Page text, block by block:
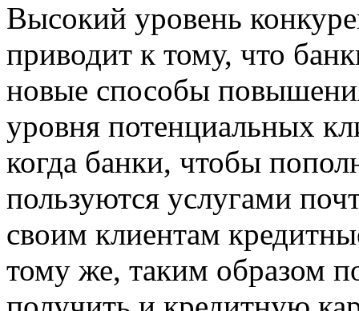
Высокий уровень
приводит к тому, что
новые способы
уровня потенциальных
когда банки, чтобы
пользуются услугами
своим клиентам
тому же, таким образом